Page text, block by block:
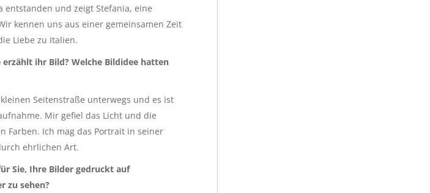
entstanden und zeigt Stefania, eine
kennen uns aus einer gemeinsamen Zeit
Liebe zu Italien.
erzählt ihr Bild? Welche Bildidee hatten
Seitenstraße unterwegs und es ist
Mir gefiel das Licht und die
Farben. Ich mag das Portrait in seiner
ehrlichen Art.
Sie, Ihre Bilder gedruckt auf
zu sehen?